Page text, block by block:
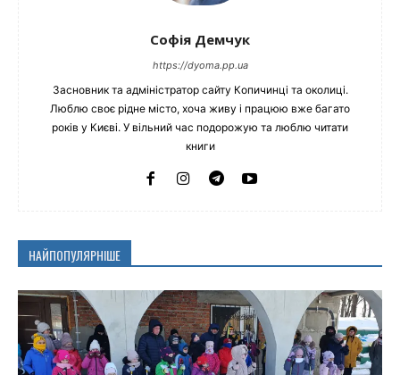
Софія Демчук
https://dyoma.pp.ua
Засновник та адміністратор сайту Копичинці та околиці.
Люблю своє рідне місто, хоча живу і працюю вже багато
років у Києві. У вільний час подорожую та люблю читати
книги
НАЙПОПУЛЯРНІШЕ